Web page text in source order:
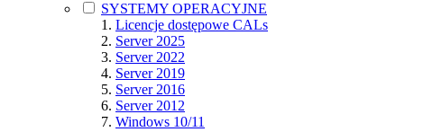
SYSTEMY OPERACYJNE
Licencje dostępowe CALs
Server 2025
Server 2022
Server 2019
Server 2016
Server 2012
Windows 10/11